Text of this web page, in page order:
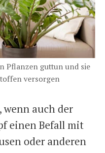
Pflanzen guttun und sie
versorgen
auch der
einen Befall mit
oder anderen